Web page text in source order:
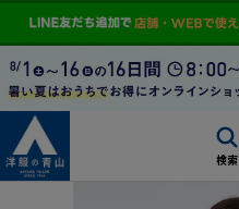
検索